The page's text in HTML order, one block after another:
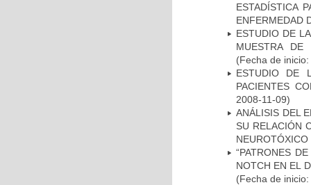
ESTADÍSTICA
ENFERMEDAD
ESTUDIO DE
MUESTRA DE
(Fecha de
ESTUDIO DE
PACIENTES
2008-11-09)
ANÁLISIS DEL
SU RELACIÓN
NEUROTÓXICO
“PATRONES
NOTCH EN EL
(Fecha de